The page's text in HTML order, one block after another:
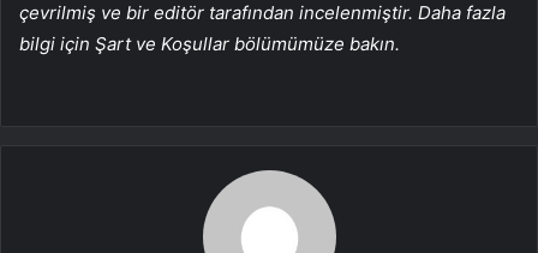
çevrilmiş ve bir editör tarafından incelenmiştir. Daha fazla
bilgi için Şart ve Koşullar bölümümüze bakın.